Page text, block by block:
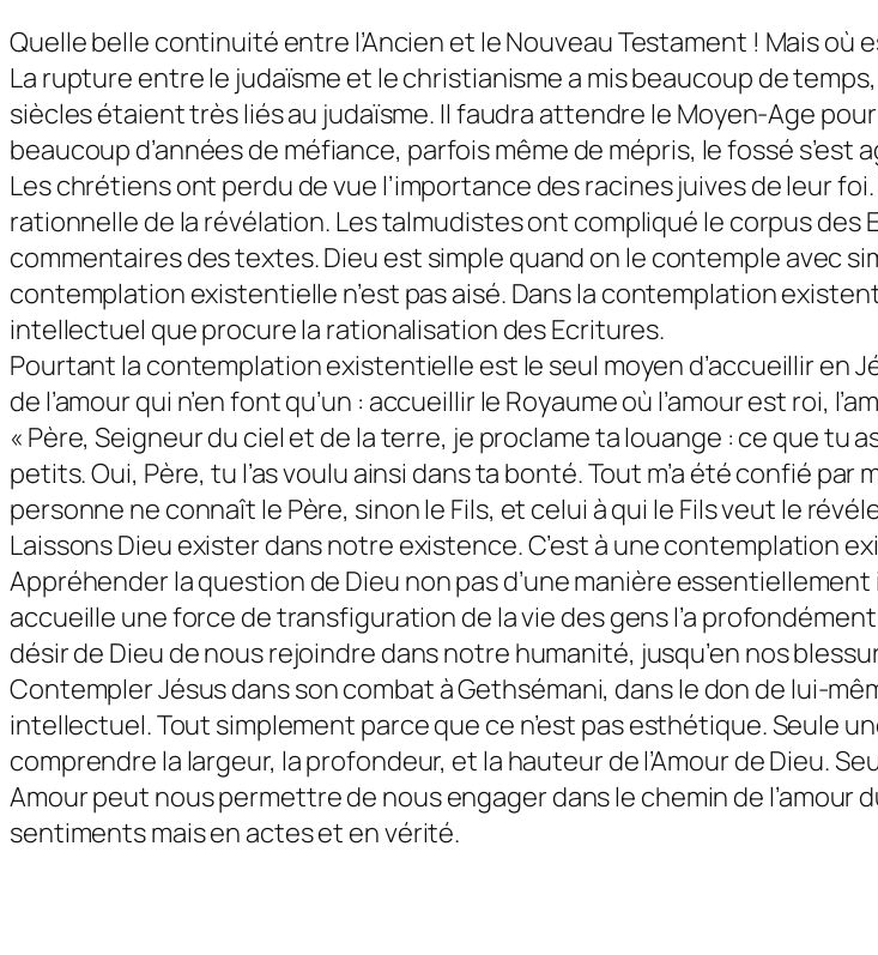
Quelle belle continuité entre l’Ancien et le Nouveau Testament ! Mais où
La rupture entre le judaïsme et le christianisme a mis beaucoup de
siècles étaient très liés au judaïsme. Il faudra attendre le Moyen-Age
beaucoup d’années de méfiance, parfois même de mépris, le fossé s’est
Les chrétiens ont perdu de vue l’importance des racines juives de leur
rationnelle de la révélation. Les talmudistes ont compliqué le corpus
commentaires des textes. Dieu est simple quand on le contemple avec
contemplation existentielle n’est pas aisé. Dans la contemplation
intellectuel que procure la rationalisation des Ecritures.
Pourtant la contemplation existentielle est le seul moyen d’accueillir en
de l’amour qui n’en font qu’un : accueillir le Royaume où l’amour est roi,
« Père, Seigneur du ciel et de la terre, je proclame ta louange : ce que tu
petits. Oui, Père, tu l’as voulu ainsi dans ta bonté. Tout m’a été confié
personne ne connaît le Père, sinon le Fils, et celui à qui le Fils veut le
Laissons Dieu exister dans notre existence. C’est à une contemplation
Appréhender la question de Dieu non pas d’une manière
accueille une force de transfiguration de la vie des gens l’a
désir de Dieu de nous rejoindre dans notre humanité, jusqu’en nos
Contempler Jésus dans son combat à Gethsémani, dans le don de lui-
intellectuel. Tout simplement parce que ce n’est pas esthétique. Seule
comprendre la largeur, la profondeur, et la hauteur de l’Amour de Dieu.
Amour peut nous permettre de nous engager dans le chemin de
sentiments mais en actes et en vérité.